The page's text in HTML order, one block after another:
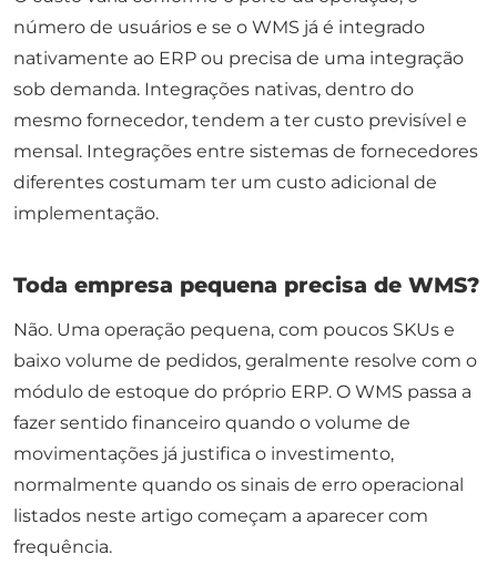
número de usuários e se o WMS já é integrado
nativamente ao ERP ou precisa de uma integração
sob demanda. Integrações nativas, dentro do
mesmo fornecedor, tendem a ter custo previsível e
mensal. Integrações entre sistemas de fornecedores
diferentes costumam ter um custo adicional de
implementação.
Toda empresa pequena precisa de WMS?
Não. Uma operação pequena, com poucos SKUs e
baixo volume de pedidos, geralmente resolve com o
módulo de estoque do próprio ERP. O WMS passa a
fazer sentido financeiro quando o volume de
movimentações já justifica o investimento,
normalmente quando os sinais de erro operacional
listados neste artigo começam a aparecer com
frequência.